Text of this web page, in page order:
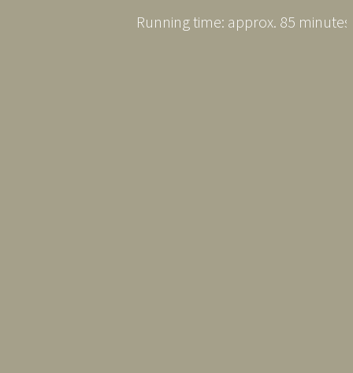
Running time: approx. 85 minutes